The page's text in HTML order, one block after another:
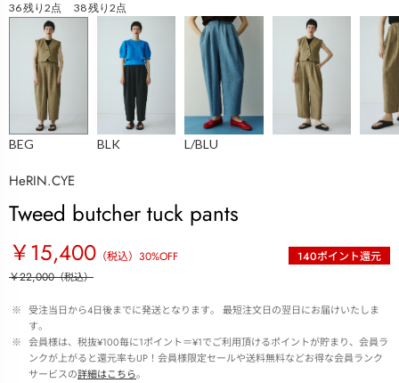
36 残り2点 38 残り2点
BEG BLK L/BLU
HeRIN.CYE
Tweed butcher tuck pants
￥15,400 （税込） 30%OFF 140ポイント還元
￥22,000（税込）
※ 受注当日から4日後までに発送となります。 最短注文日の翌日にお届けいたしま
す。
※ 会員様は、税抜¥100毎に1ポイント＝¥1でご利用頂けるポイントが貯まり、会員ラ
ンクが上がると還元率もUP！会員様限定セールや送料無料などお得な会員ランク
サービスの詳細はこちら。